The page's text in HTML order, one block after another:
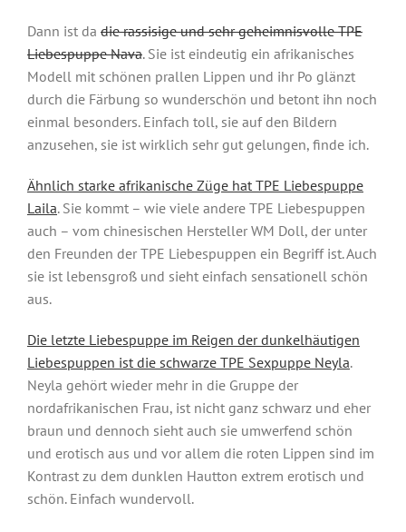
Dann ist da die rassisige und sehr geheimnisvolle TPE
Liebespuppe Nava. Sie ist eindeutig ein afrikanisches
Modell mit schönen prallen Lippen und ihr Po glänzt
durch die Färbung so wunderschön und betont ihn noch
einmal besonders. Einfach toll, sie auf den Bildern
anzusehen, sie ist wirklich sehr gut gelungen, finde ich.
Ähnlich starke afrikanische Züge hat TPE Liebespuppe
Laila. Sie kommt – wie viele andere TPE Liebespuppen
auch – vom chinesischen Hersteller WM Doll, der unter
den Freunden der TPE Liebespuppen ein Begriff ist. Auch
sie ist lebensgroß und sieht einfach sensationell schön
aus.
Die letzte Liebespuppe im Reigen der dunkelhäutigen
Liebespuppen ist die schwarze TPE Sexpuppe Neyla.
Neyla gehört wieder mehr in die Gruppe der
nordafrikanischen Frau, ist nicht ganz schwarz und eher
braun und dennoch sieht auch sie umwerfend schön
und erotisch aus und vor allem die roten Lippen sind im
Kontrast zu dem dunklen Hautton extrem erotisch und
schön. Einfach wundervoll.